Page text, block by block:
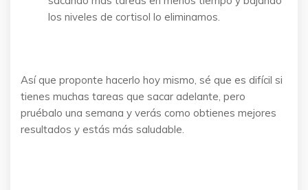
los niveles de cortisol lo eliminamos.
Así que proponte hacerlo hoy mismo, sé que es difícil si
tienes muchas tareas que sacar adelante, pero
pruébalo una semana y verás como obtienes mejores
resultados y estás más saludable.